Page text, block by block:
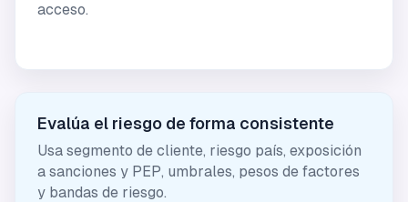
acceso.
Evalúa el riesgo de forma consistente
Usa segmento de cliente, riesgo país, exposición
a sanciones y PEP, umbrales, pesos de factores
y bandas de riesgo.